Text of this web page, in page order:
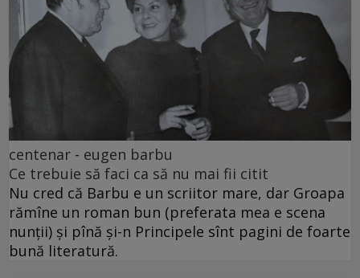
centenar - eugen barbu
Ce trebuie să faci ca să nu mai fii citit
Nu cred că Barbu e un scriitor mare, dar Groapa
rămîne un roman bun (preferata mea e scena
nunții) și pînă și-n Principele sînt pagini de foarte
bună literatură.